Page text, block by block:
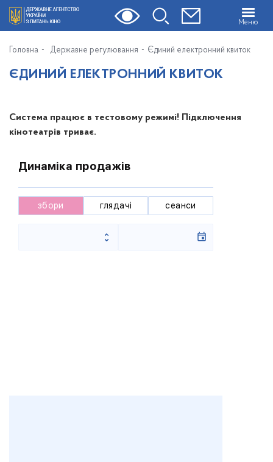
Меню
Головна Державне регулювання Єдиний електронний квиток
ЄДИНИЙ ЕЛЕКТРОННИЙ КВИТОК
Система працює в тестовому режимі! Підключення
кінотеатрів триває.